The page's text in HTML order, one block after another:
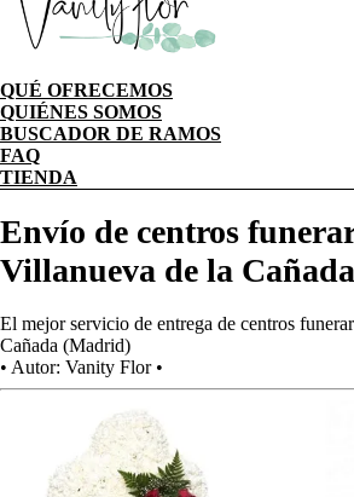
QUÉ OFRECEMOS
QUIÉNES SOMOS
BUSCADOR DE RAMOS
FAQ
TIENDA
Envío de centros
Villanueva de la
El mejor servicio de entrega de centros
Cañada (Madrid)
• Autor: Vanity Flor •